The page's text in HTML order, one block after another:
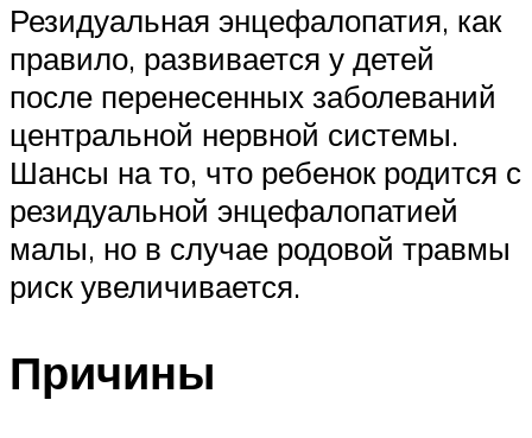
Резидуальная энцефалопатия, как
правило, развивается у детей
после перенесенных заболеваний
центральной нервной системы.
Шансы на то, что ребенок родится с
резидуальной энцефалопатией
малы, но в случае родовой травмы
риск увеличивается.
Причины